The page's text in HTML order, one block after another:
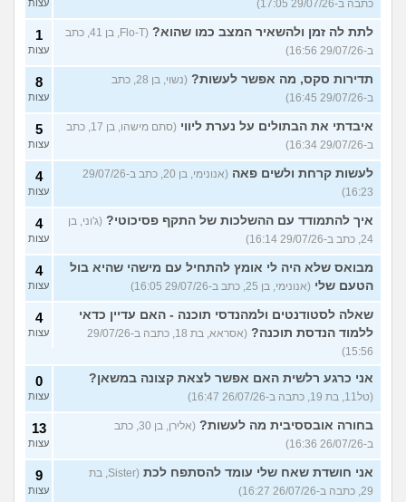
כתבה ב-29/07/26 17:05) עצות
לתת לה זמן ולהשאיר המצב כמו שהוא?
(Flo-T, בן 41, כתב
ב-29/07/26 16:56)
1
עצות
תדירות סקס, מה אפשר לעשות?
(נשוי, בן 28, כתב
ב-29/07/26 16:45)
8
עצות
איבדתי את הבתולים על נערת ליווי
(סתם מישהו, בן 17, כתב
ב-29/07/26 16:34)
5
עצות
לעשות קרחת ולשים פאה
(אנונימי, בן 20, כתב ב-29/07/26
16:23)
4
עצות
איך להתמודד עם ההשלכות של התקף פסיכוטי? (ג'וני, בן
24, כתב ב-29/07/26 16:14)
4
עצות
מבואס שלא היה לי אומץ להתחיל עם מישהי שהיא בול
הטעם שלי (אנונימי, בן 25, כתב ב-29/07/26 16:05)
4
עצות
שאלה לסטודנטים ולמהנדסי תוכנה - האם עדיין כדאי
ללמוד הנדסת תוכנה?
(אסראא, בת 18, כתבה ב-29/07/26
15:56)
4
עצות
אני כרגע רלשית האם אפשר לצאת קצונה במשאן?
(טל11, בת 19, כתבה ב-26/07/26 16:47)
0
עצות
בחורה אובססיבית מה לעשות?
(אלירן, בן 30, כתב
ב-26/07/26 16:36)
13
עצות
אני חושדת שאח שלי עומד להסתפח לכת
(Sister, בת
29, כתבה ב-26/07/26 16:27)
9
עצות